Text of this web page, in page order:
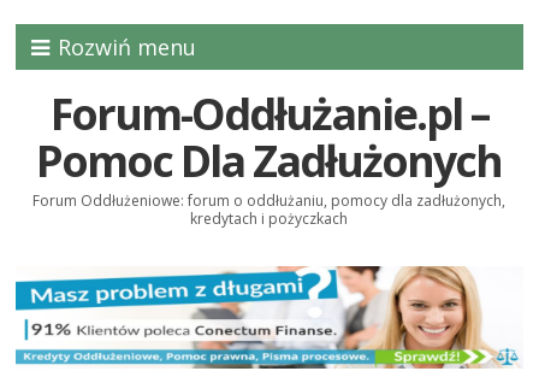
Rozwiń menu
Forum-Oddłużanie.pl –
Pomoc Dla Zadłużonych
Forum Oddłużeniowe: forum o oddłużaniu, pomocy dla zadłużonych,
kredytach i pożyczkach